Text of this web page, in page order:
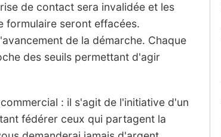
de contact sera invalidée et les
formulaire seront effacées.
de la démarche. Chaque
des seuils permettant d'agir
: il s'agit de l'initiative d'un
fédérer ceux qui partagent la